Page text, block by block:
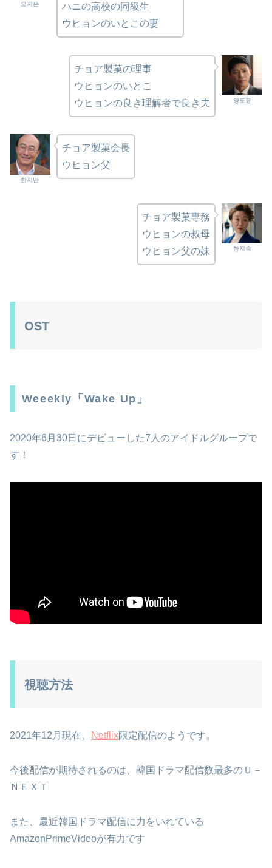
오지은
ハニの高校の同級生
ウヒョンのいとこの妻
양도윤
チョア製菓の理事
ウヒョンのいとこ
ウヒョンの良き理解者で良き夫
한지만
チョア製菓会長
ウヒョン父
한지숙
チョア製菓専務
ウヒョンの叔母
ウヒョン父の妹
OST
Weeekly「Wake Up」
2020年6月30日にデビューした7人のアイドルグループで
す！
視聴方法
2021年12月現在、 Netflix限定配信のようです。
今後配信が期待されるのは、韓国ドラマ配信数最多のＵ－
ＮＥＸＴ
また、最近韓国ドラマ配信に力をいれている
AmazonPrimeVideoが有力です